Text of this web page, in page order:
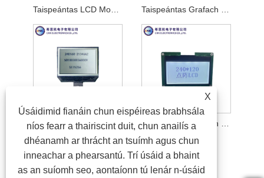
Taispeántas LCD Monochrome Vatn
Taispeántas LCD monacrómach grafach
X
Úsáidimid fianáin chun eispéireas brabhsála
níos fearr a thairiscint duit, chun anailís a
dhéanamh ar thrácht an tsuímh agus chun
inneachar a phearsantú. Trí úsáid a bhaint
as an suíomh seo, aontaíonn tú lenár n-úsáid